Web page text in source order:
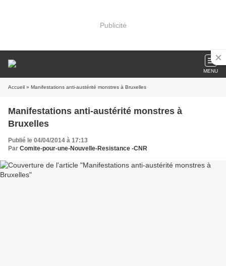
Publicité
MENU
Accueil » Manifestations anti-austérité monstres à Bruxelles
Manifestations anti-austérité monstres à
Bruxelles
Publié le 04/04/2014 à 17:13
Par Comite-pour-une-Nouvelle-Resistance -CNR